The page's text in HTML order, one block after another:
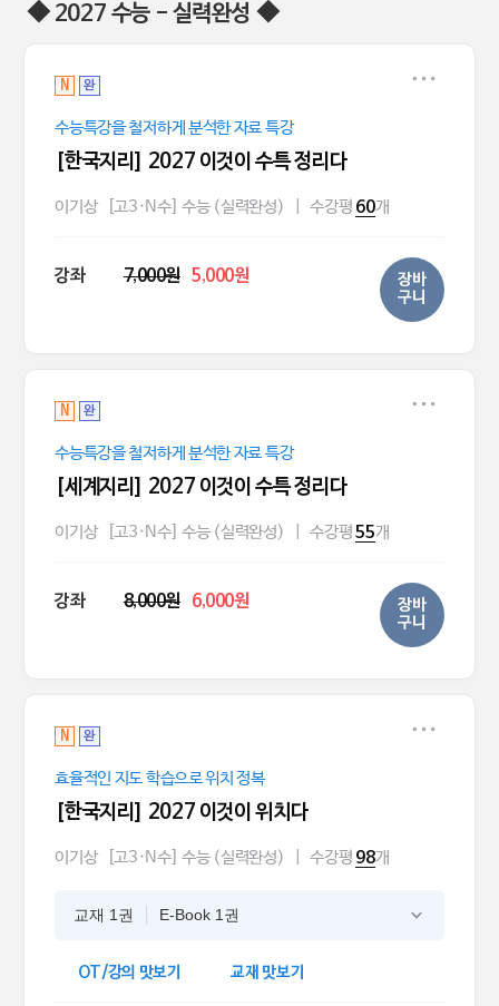
◆ 2027 수능 - 실력완성 ◆
N 완
수능특강을 철저하게 분석한 자료 특강
[한국지리] 2027 이것이 수특 정리다
이기상 [고3·N수] 수능 (실력완성) 수강평 60개
강좌 7,000원 5,000원
장바
구니
N 완
수능특강을 철저하게 분석한 자료 특강
[세계지리] 2027 이것이 수특 정리다
이기상 [고3·N수] 수능 (실력완성) 수강평55개
강좌 8,000원 6,000원
장바
구니
N 완
효율적인 지도 학습으로 위치 정복
[한국지리] 2027 이것이 위치다
이기상 [고3·N수] 수능 (실력완성) 수강평 98개
교재 1권 E-Book 1권
OT/강의 맛보기 교재 맛보기